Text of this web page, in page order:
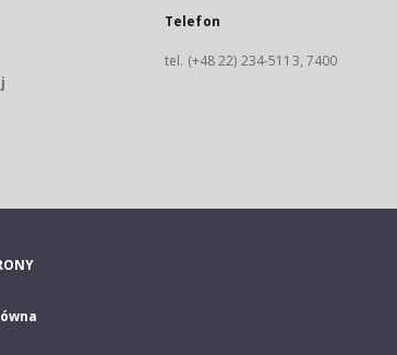
Telefon
tel. (+48 22) 234-5113, 7400